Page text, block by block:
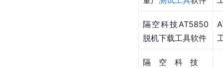
隔空科技AT5850
脱机下载工具软件
隔空科技